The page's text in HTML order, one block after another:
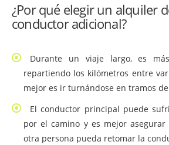
¿Por qué elegir un alquiler
conductor adicional?
Durante un viaje largo, es
repartiendo los kilómetros entre
mejor es ir turnándose en tramos
El conductor principal puede
por el camino y es mejor
otra persona pueda retomar la